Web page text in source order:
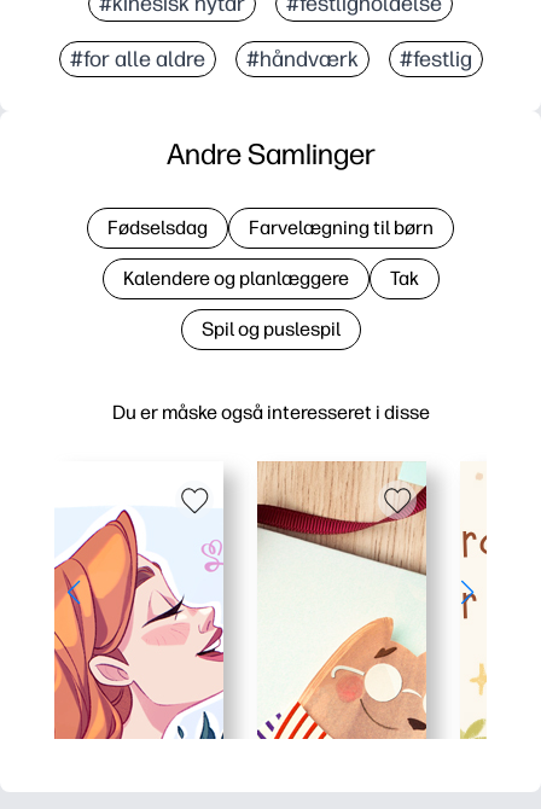
#for alle aldre #håndværk #festlig
Du er måske også interesseret i disse
Andre Samlinger
Fødselsdag Farvelægning til børn
Kalendere og planlæggere Tak
Spil og puslespil